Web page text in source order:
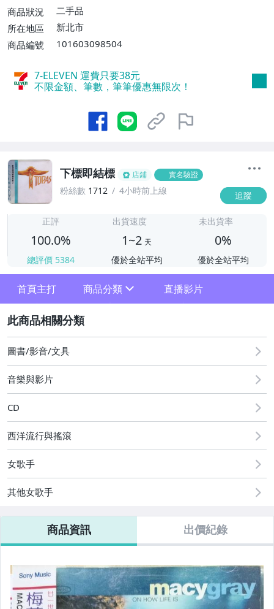
商品狀況
二手品
所在地區
新北市
商品編號
101603098504
7-ELEVEN 運費只要38元
不限金額、筆數，筆筆優惠無限次！
下標即結標 店鋪 實名驗證
粉絲數 1712 4小時前上線 追蹤
正評
100.0%
總評價 5384
出貨速度
1~2 天
優於全站平均
未出貨率
0%
優於全站平均
首頁主打 商品分類
其它
直播影片
圖書/影音/文具
音樂與影片
CD
西洋流行與搖滾
女歌手
其他女歌手
商品資訊 出價紀錄